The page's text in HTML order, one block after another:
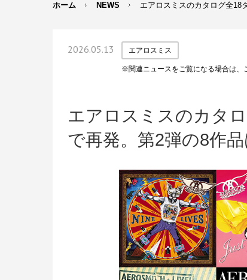
ホーム NEWS エアロスミスのカタログ全18
2026.05.13 エアロスミス
※関連ニュースをご覧になる場合は、
エアロスミスのカタ
で再発。第2弾の8作品